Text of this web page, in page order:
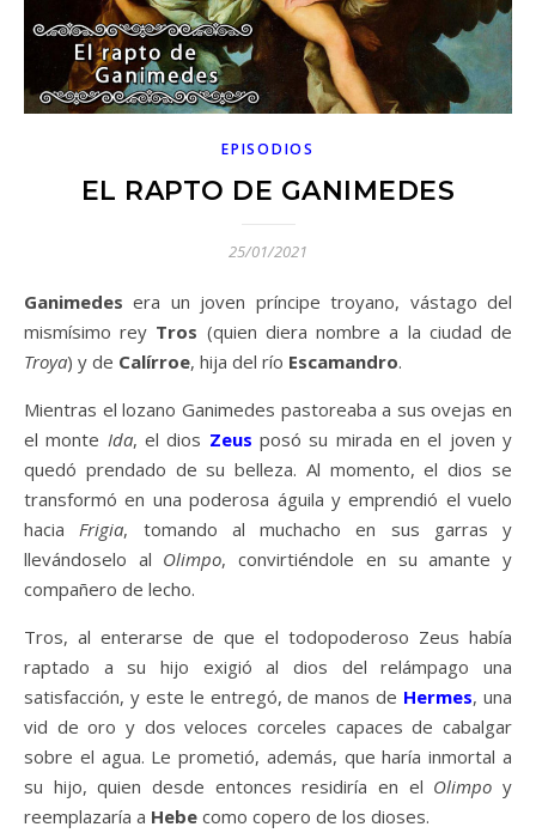
EPISODIOS
EL RAPTO DE GANIMEDES
25/01/2021
Ganimedes era un joven príncipe troyano, vástago del
mismísimo rey Tros (quien diera nombre a la ciudad de
Troya) y de Calírroe, hija del río Escamandro.
Mientras el lozano Ganimedes pastoreaba a sus ovejas en
el monte Ida, el dios Zeus posó su mirada en el joven y
quedó prendado de su belleza. Al momento, el dios se
transformó en una poderosa águila y emprendió el vuelo
haciaFrigia, tomando al muchacho en sus garras y
llevándoselo al Olimpo, convirtiéndole en su amante y
compañero de lecho.
Tros, al enterarse de que el todopoderoso Zeus había
raptado a su hijo exigió al dios del relámpago una
satisfacción, y este le entregó, de manos de Hermes, una
vid de oro y dos veloces corceles capaces de cabalgar
sobre el agua. Le prometió, además, que haría inmortal a
su hijo, quien desde entonces residiría en el Olimpo y
reemplazaría a Hebe como copero de los dioses.